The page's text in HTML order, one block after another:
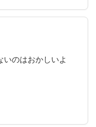
いのはおかしいよ